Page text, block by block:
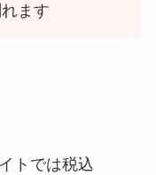
ます
トでは税込